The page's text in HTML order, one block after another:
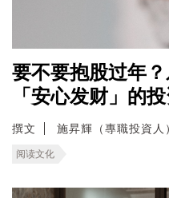
要不要抱股过年
「安心发财」的
撰文 施昇輝（專職投資人
阅读文化